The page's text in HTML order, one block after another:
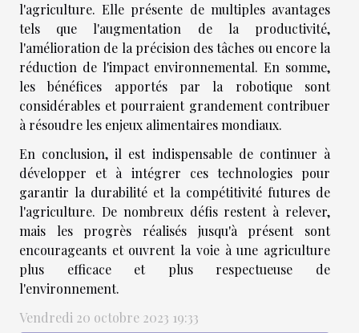
l'agriculture. Elle présente de multiples avantages
tels que l'augmentation de la productivité,
l'amélioration de la précision des tâches ou encore la
réduction de l'impact environnemental. En somme,
les bénéfices apportés par la robotique sont
considérables et pourraient grandement contribuer
à résoudre les enjeux alimentaires mondiaux.
En conclusion, il est indispensable de continuer à
développer et à intégrer ces technologies pour
garantir la durabilité et la compétitivité futures de
l'agriculture. De nombreux défis restent à relever,
mais les progrès réalisés jusqu'à présent sont
encourageants et ouvrent la voie à une agriculture
plus efficace et plus respectueuse de
l'environnement.
Vendredi 20 octobre 2023 19:33